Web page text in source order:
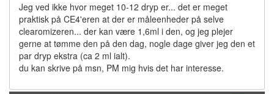
Jeg ved ikke hvor meget 10-12 dryp er... det er meget
praktisk på CE4'eren at der er måleenheder på selve
clearomizeren... der kan være 1,6ml i den, og jeg plejer
gerne at tømme den på den dag, nogle dage giver jeg den et
par dryp ekstra (ca 2 ml ialt).
du kan skrive på msn, PM mig hvis det har interesse.